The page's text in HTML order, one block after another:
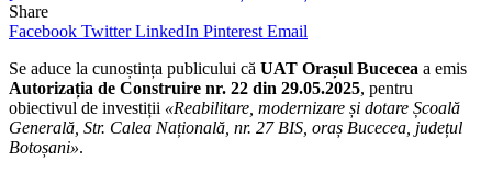
Share
Facebook Twitter LinkedIn Pinterest Email
Se aduce la cunoștința publicului că UAT Orașul Bucecea a emis
Autorizația de Construire nr. 22 din 29.05.2025, pentru
obiectivul de investiții «Reabilitare, modernizare și dotare Școală
Generală, Str. Calea Națională, nr. 27 BIS, oraș Bucecea, județul
Botoșani».